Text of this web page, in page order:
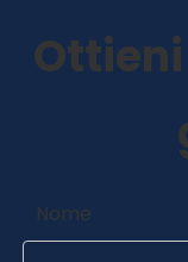
Nome